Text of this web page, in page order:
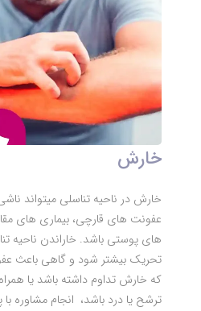
خارش
خارش در ناحیه تناسلی میتواند
عفونت های قارچی، بیماری های
های پوستی باشد. خاراندن ناحیه
تحریک بیشتر شود و گاهی باعث
که خارش تداوم داشته باشد یا
ترشح یا درد باشد، انجام